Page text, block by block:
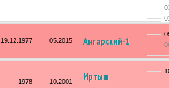
19.12.1977 05.2015 Ангарский-1
1978 10.2001 Иртыш